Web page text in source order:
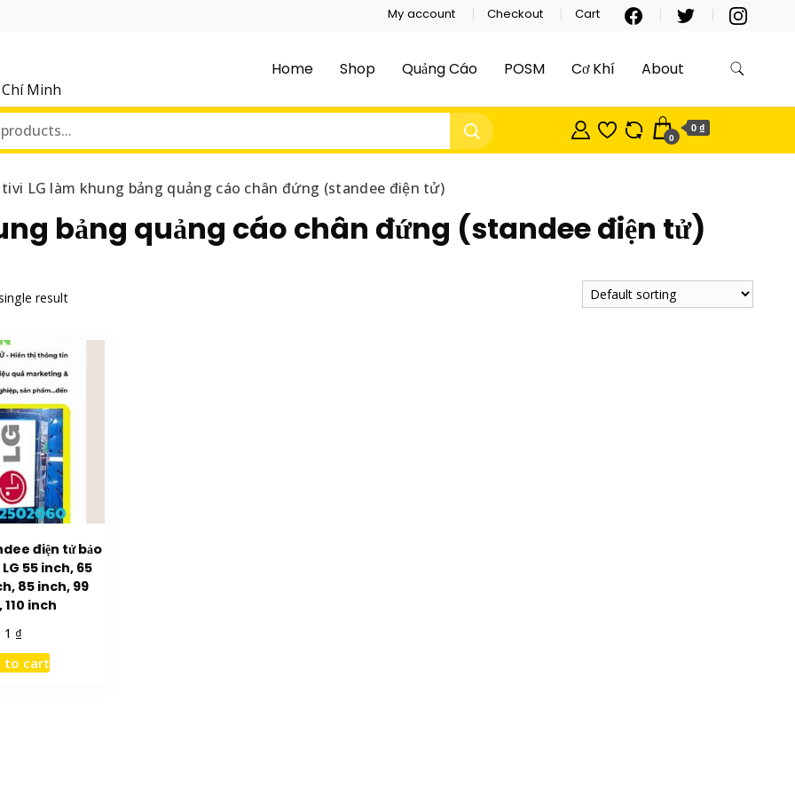
My account Checkout Cart
Minh
Home Shop Quảng Cáo POSM Cơ Khí About
0
0 ₫
tivi LG làm khung bảng quảng cáo chân đứng (standee điện tử)
bảng quảng cáo chân đứng (standee điện tử)
result
điện tử bảo
55 inch, 65
85 inch, 99
110 inch
1 ₫
to cart